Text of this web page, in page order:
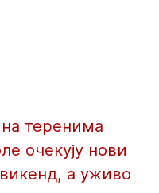
на теренима
очекују нови
а уживо